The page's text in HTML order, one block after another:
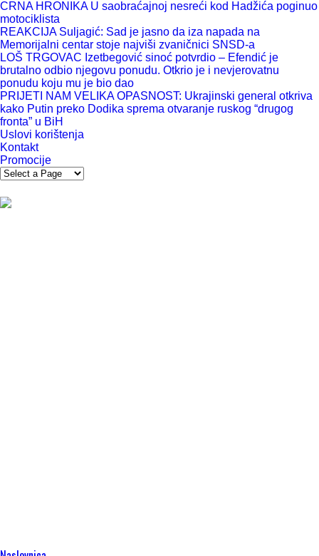
CRNA HRONIKA U saobraćajnoj nesreći kod Hadžića poginuo
motociklista
REAKCIJA Suljagić: Sad je jasno da iza napada na
Memorijalni centar stoje najviši zvaničnici SNSD-a
LOŠ TRGOVAC Izetbegović sinoć potvrdio – Efendić je
brutalno odbio njegovu ponudu. Otkrio je i nevjerovatnu
ponudu koju mu je bio dao
PRIJETI NAM VELIKA OPASNOST: Ukrajinski general otkriva
kako Putin preko Dodika sprema otvaranje ruskog “drugog
fronta” u BiH
Uslovi korištenja
Kontakt
Promocije